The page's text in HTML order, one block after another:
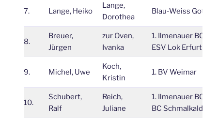
7. Lange, Heiko
Lange,
Dorothea
Blau-Weiss Gotha
8.
Breuer,
Jürgen
zur Oven,
Ivanka
1. Ilmenauer BC /
ESV Lok Erfurt
9. Michel, Uwe
Koch,
Kristin
1. BV Weimar
10.
Schubert,
Ralf
Reich,
Juliane
1. Ilmenauer BC / 1.
BC Schmalkalden